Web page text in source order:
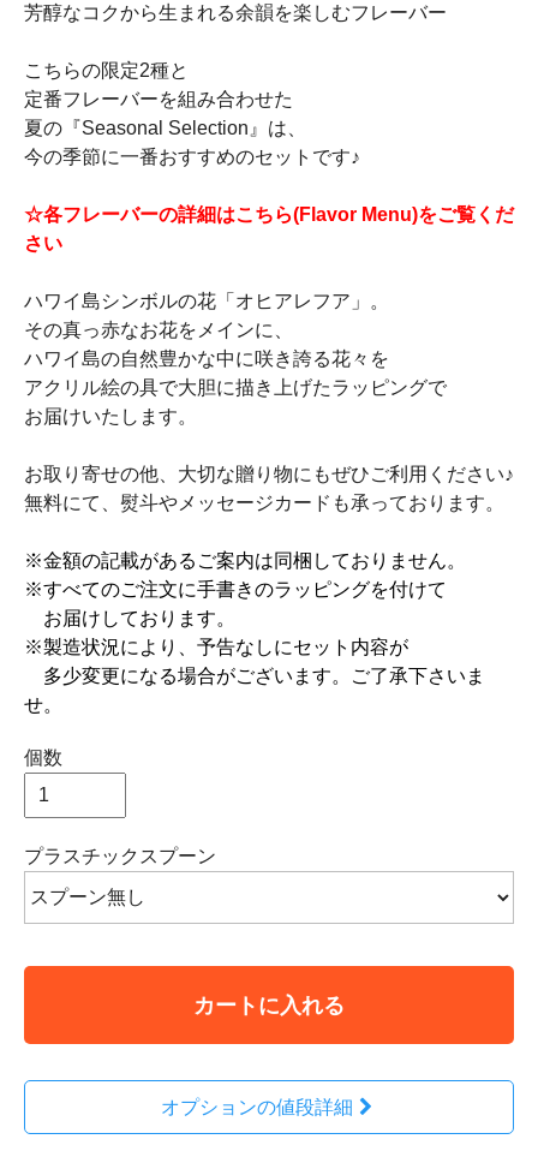
芳醇なコクから生まれる余韻を楽しむフレーバー
こちらの限定2種と
定番フレーバーを組み合わせた
夏の『Seasonal Selection』は、
今の季節に一番おすすめのセットです♪
☆各フレーバーの詳細はこちら(Flavor Menu)をご覧くだ
さい
ハワイ島シンボルの花「オヒアレフア」。
その真っ赤なお花をメインに、
ハワイ島の自然豊かな中に咲き誇る花々を
アクリル絵の具で大胆に描き上げたラッピングで
お届けいたします。
お取り寄せの他、大切な贈り物にもぜひご利用ください♪
無料にて、熨斗やメッセージカードも承っております。
※金額の記載があるご案内は同梱しておりません。
※すべてのご注文に手書きのラッピングを付けて
お届けしております。
※製造状況により、予告なしにセット内容が
多少変更になる場合がございます。ご了承下さいま
せ。
個数
プラスチックスプーン
カートに入れる
オプションの値段詳細